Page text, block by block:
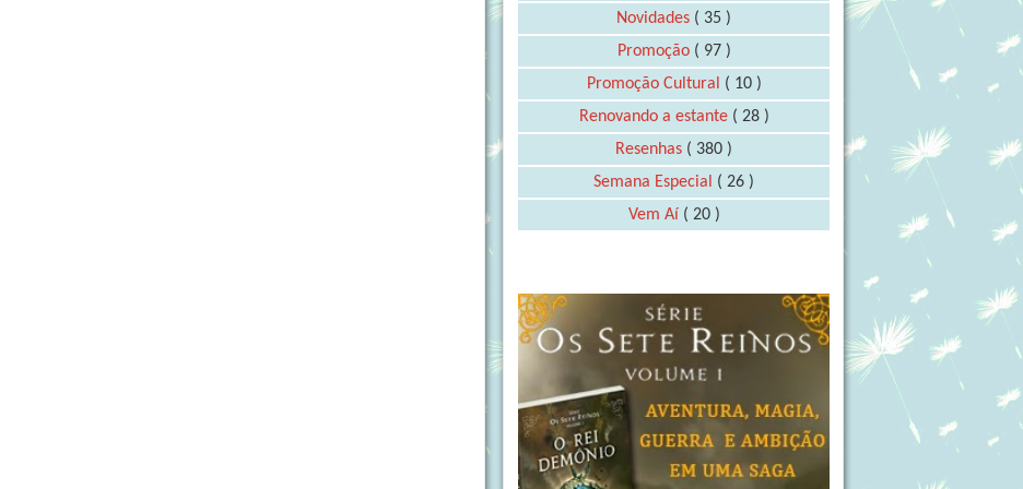
Novidades ( 35 )
Promoção ( 97 )
Promoção Cultural ( 10 )
Renovando a estante ( 28 )
Resenhas ( 380 )
Semana Especial ( 26 )
Vem Aí ( 20 )